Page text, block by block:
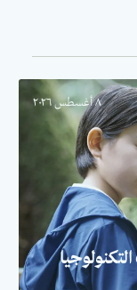
٨ أغسطس ٢٠٢٦